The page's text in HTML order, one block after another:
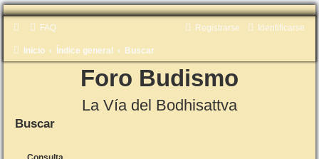
FAQ Identificarse
Registrarse
Inicio Índice general Buscar
Foro Budismo
La Vía del Bodhisattva
Buscar